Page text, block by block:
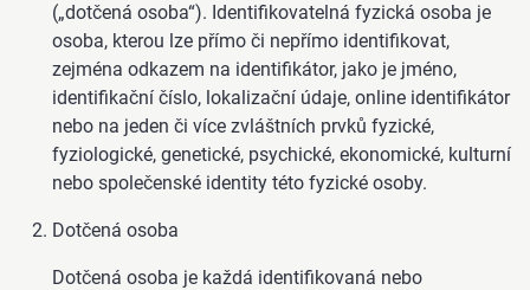
(„dotčená osoba“). Identifikovatelná fyzická osoba je
osoba, kterou lze přímo či nepřímo identifikovat,
zejména odkazem na identifikátor, jako je jméno,
identifikační číslo, lokalizační údaje, online identifikátor
nebo na jeden či více zvláštních prvků fyzické,
fyziologické, genetické, psychické, ekonomické, kulturní
nebo společenské identity této fyzické osoby.
Dotčená osoba
Dotčená osoba je každá identifikovaná nebo